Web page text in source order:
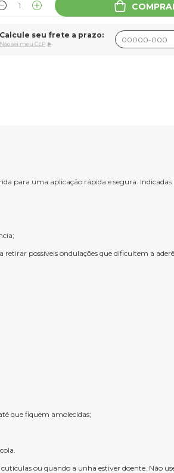
Calcule seu frete a prazo:
Não sei meu CEP
para uma aplicação rápida e segura. Indicadas
possíveis ondulações que dificultem a
que fiquem amolecidas;
ou quando a unha estiver doente. Não